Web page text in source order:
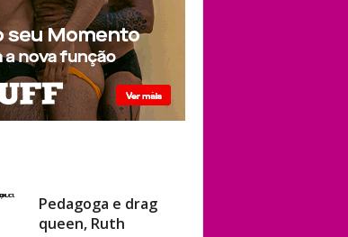
Pedagoga e drag
queen, Ruth